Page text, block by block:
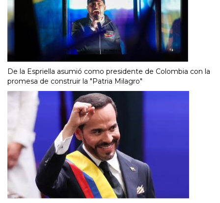
De la Espriella asumió como presidente de Colombia con la
promesa de construir la "Patria Milagro"